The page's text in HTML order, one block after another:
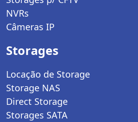
NVRs
Câmeras IP
Storages
Locação de Storage
Storage NAS
Direct Storage
Storages SATA